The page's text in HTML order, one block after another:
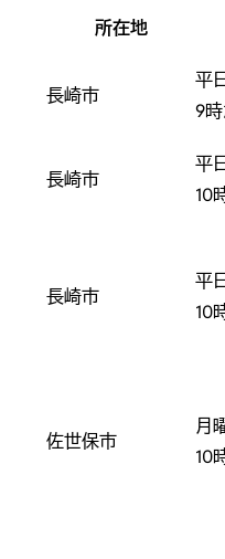
所在地
長崎市
平
9
長崎市
平
10
長崎市
平
10
佐世保市
月
10